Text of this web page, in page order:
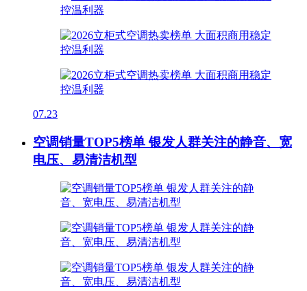
07.23
空调销量TOP5榜单 银发人群关注的静音、宽
电压、易清洁机型